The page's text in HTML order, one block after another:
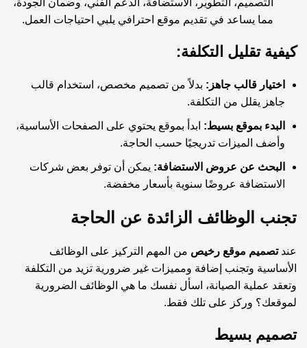
التصميم، التطوير، الاستضافة، الدعم الفني، وضمان الجودة،
مما يساعد في تقديم موقع احترافي يلبي احتياجات العمل.
كيفية تقليل التكلفة:
اختيار قالب جاهز: بدلاً من تصميم مخصص، استخدام قالب
جاهز يقلل من التكلفة.
البدء بموقع بسيط: ابدأ بموقع يحتوي على الصفحات الأساسية،
وأضف الميزات تدريجيًا حسب الحاجة.
البحث عن عروض الاستضافة: يمكن أن توفر بعض شركات
الاستضافة عروضًا سنوية بأسعار مخفضة.
تجنب الوظائف الزائدة عن الحاجة
عندتصميم موقع رخيص من المهم التركيز على الوظائف
الأساسية وتجنب إضافة ومميزات غير ضرورية تزيد من التكلفة
وتعقد عملية الصيانة، اسأل نفسك ما هي الوظائف الضرورية
لموقعك؟ وركز على تلك فقط.
تصميم بسيط